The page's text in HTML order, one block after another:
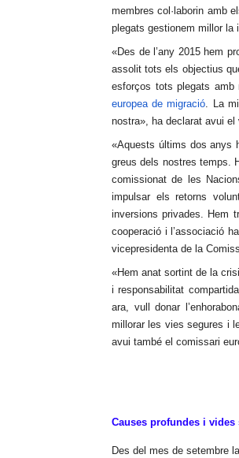
membres col·laborin amb
plegats gestionem millor la
«Des de l’any 2015 hem
assolit tots els objectius
esforços tots plegats amb
europea de migració . La
nostra», ha declarat avui el
«Aquests últims dos anys
greus dels nostres temps.
comissionat de les
impulsar els retorns
inversions privades. Hem
cooperació i l’associació
vicepresidenta de la
«Hem anat sortint de la
i responsabilitat
ara, vull donar
millorar les vies segures i
avui també el comissari
Causes profundes i vides
Des del mes de setembre